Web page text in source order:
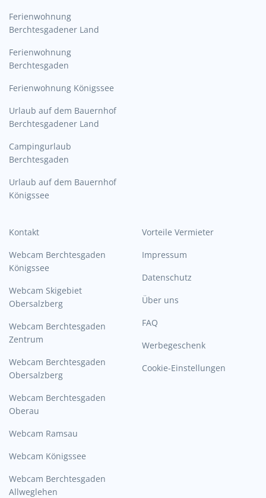
Ferienwohnung
Berchtesgadener Land
Ferienwohnung
Berchtesgaden
Ferienwohnung Königssee
Urlaub auf dem Bauernhof
Berchtesgadener Land
Campingurlaub
Berchtesgaden
Urlaub auf dem Bauernhof
Königssee
Kontakt
Webcam Berchtesgaden
Königssee
Webcam Skigebiet
Obersalzberg
Webcam Berchtesgaden
Zentrum
Webcam Berchtesgaden
Obersalzberg
Webcam Berchtesgaden
Oberau
Webcam Ramsau
Webcam Königssee
Webcam Berchtesgaden
Allweglehen
Vorteile Vermieter
Impressum
Datenschutz
Über uns
FAQ
Werbegeschenk
Cookie-Einstellungen